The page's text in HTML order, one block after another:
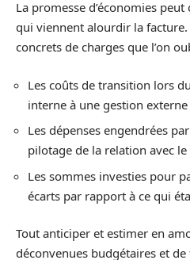
La promesse d’économies
qui viennent alourdir la
concrets de charges que l’on
Les coûts de transition lors
interne à une gestion externe
Les dépenses engendrées
pilotage de la relation avec
Les sommes investies pour
écarts par rapport à ce qui
Tout anticiper et estimer en
déconvenues budgétaires et